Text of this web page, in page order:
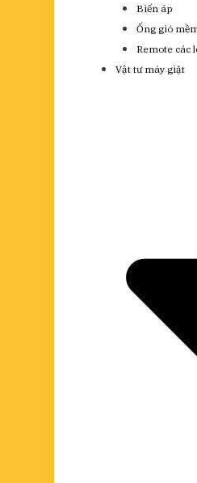
Biến áp
Ống gió
Remote các
Vật tư máy giặt